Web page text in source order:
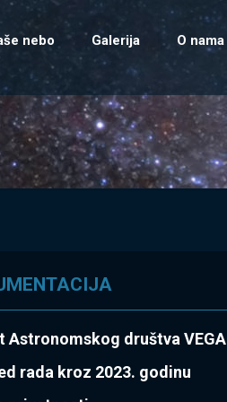
nebo Galerija O nama
Astronomskog društva VEGA
rada kroz 2023. godinu